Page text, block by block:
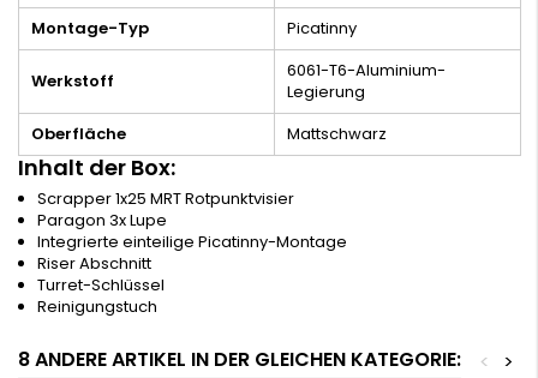
Montage-Typ Picatinny
Werkstoff
6061-T6-Aluminium-
Legierung
Oberfläche
Mattschwarz
Inhalt der Box:
Scrapper 1x25 MRT Rotpunktvisier
Paragon 3x Lupe
Integrierte einteilige Picatinny-Montage
Riser Abschnitt
Turret-Schlüssel
Reinigungstuch
8 ANDERE ARTIKEL IN DER GLEICHEN KATEGORIE: >
<